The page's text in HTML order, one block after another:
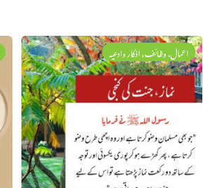
اعمال، وظائف، اذکار وادعیہ